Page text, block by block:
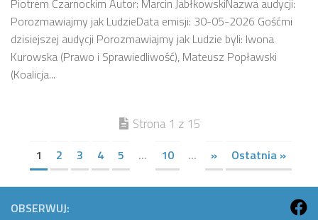
Piotrem Czarnockim Autor: Marcin JabłkowskiNazwa audycji:
Porozmawiajmy jak LudzieData emisji: 30-05-2026 Gośćmi
dzisiejszej audycji Porozmawiajmy jak Ludzie byli: Iwona
Kurowska (Prawo i Sprawiedliwość), Mateusz Popławski
(Koalicja...
Strona 1 z 15
1 2 3 4 5 ... 10 ... » Ostatnia »
OBSERWUJ: